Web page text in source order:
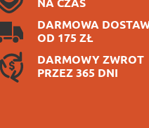
NA CZAS
DARMOWA
OD 175 ZŁ
DARMOWY ZWROT
PRZEZ 365 DNI